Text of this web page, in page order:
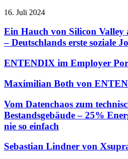
16. Juli 2024
Ein Hauch von Silicon
– Deutschlands erste soziale
ENTENDIX im Employer
Maximilian Both von
Vom Datenchaos zum
Bestandsgebäude – 25%
nie so einfach
Sebastian Lindner von